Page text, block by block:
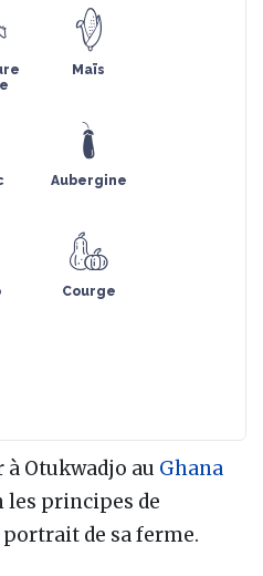
Maïs
Aubergine
Courge
Otukwadjo au Ghana
les principes de
de sa ferme.